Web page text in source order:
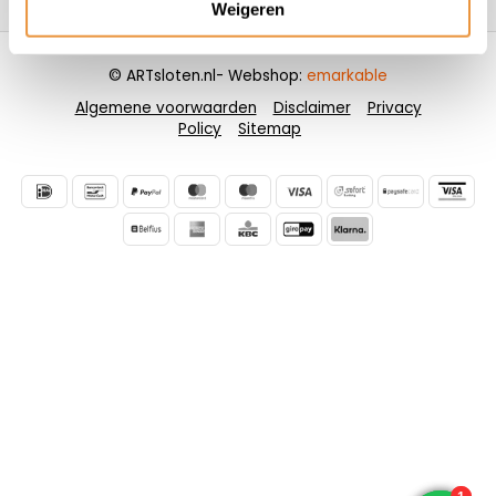
Weigeren
Algemene voorwaarden Disclaimer
Privacy
Policy
Sitemap
© ARTsloten.nl- Webshop: emarkable